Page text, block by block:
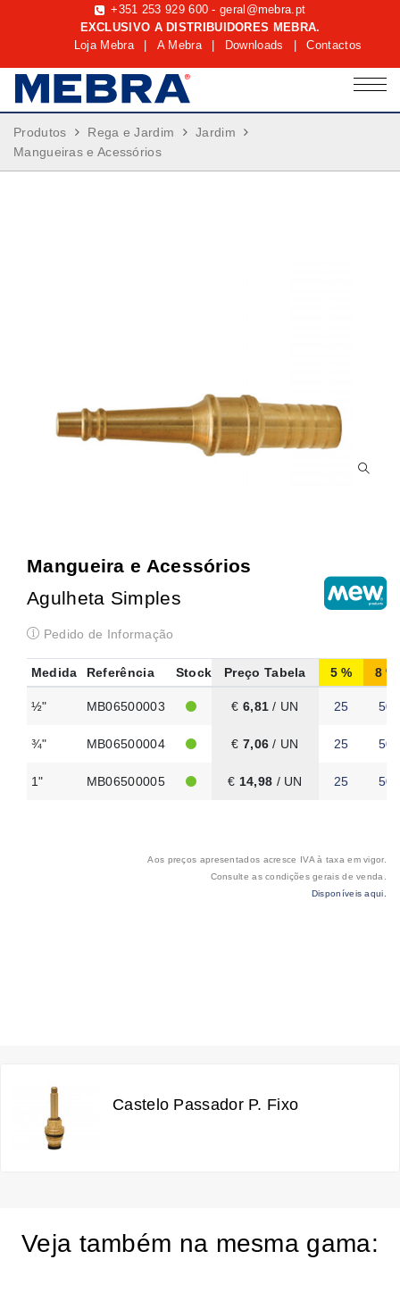
+351 253 929 600 -geral@mebra.pt
EXCLUSIVO A DISTRIBUIDORES MEBRA.
Loja Mebra
A Mebra Downloads Contactos
Produtos Rega e Jardim
Jardim
Mangueiras e Acessórios
Mangueira e Acessórios
Agulheta Simples
Pedido de Informação
Medida Referência Stock Preço Tabela 5 8
½" MB06500003 € 6,81 / UN 25 50
¾" MB06500004 € 7,06 / UN 25 50
1" MB06500005 € 14,98 / UN 25 50
Aos preços apresentados acresce IVA à taxa em vigor.
Consulte as condições gerais de venda.
Disponíveis aqui.
Castelo Passador P. Fixo
Veja também na mesma gama: